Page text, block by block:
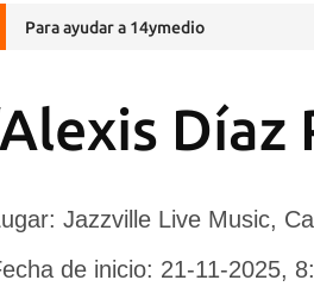
Para ayudar a 14ymedio
Jazzville Live Music,
de inicio: 21-11-2025,